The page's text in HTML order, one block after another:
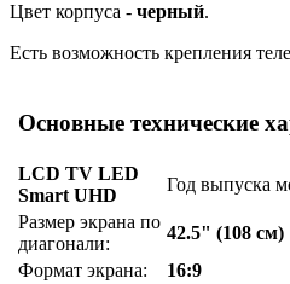
Цвет корпуса - черный.
Есть возможность крепления
Основные технические
LCD TV LED
Smart UHD
Год выпуска
Размер экрана по
диагонали:
42.5" (108 см)
Формат экрана:
16:9